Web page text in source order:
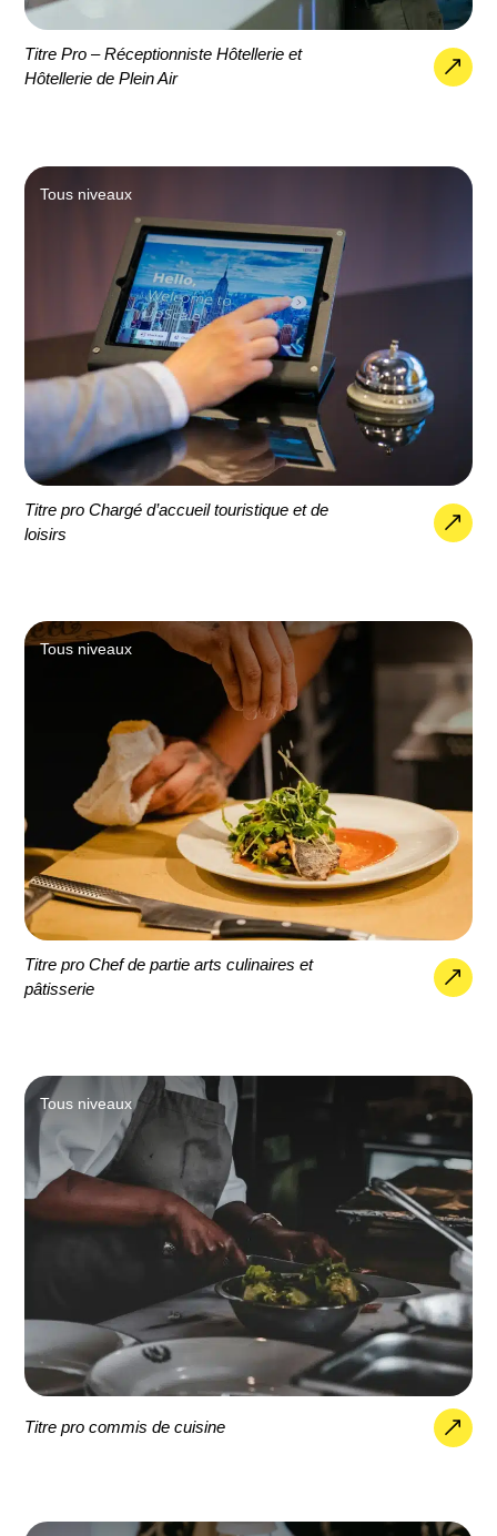
Titre Pro – Réceptionniste Hôtellerie et
Hôtellerie de Plein Air
Tous niveaux
Titre pro Chargé d’accueil touristique et de
loisirs
Tous niveaux
Titre pro Chef de partie arts culinaires et
pâtisserie
Tous niveaux
Titre pro commis de cuisine